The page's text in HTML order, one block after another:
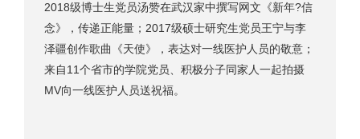
2018级博士生党员汤赞在武汉家中撰写网文《新年?信
念》，传递正能量；2017级硕士研究生党员王宁与李
泽疆创作歌曲《天使》，表达对一线医护人员的敬意；
来自11个省市的学院党员、积极分子同家人一起拍摄
MV向一线医护人员送祝福。